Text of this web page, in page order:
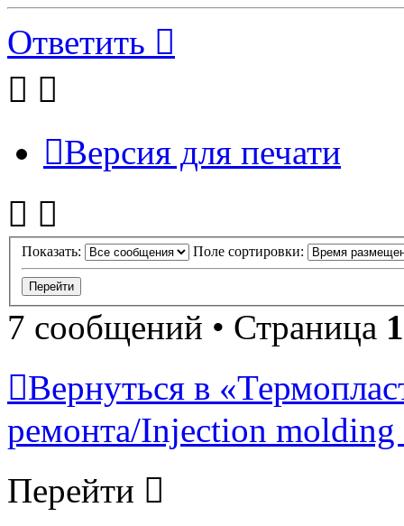
Ответить
Версия для печати
Показать: Поле сортировки:
7 сообщений • Страница 1
Вернуться в
ремонта/Injection molding
Перейти